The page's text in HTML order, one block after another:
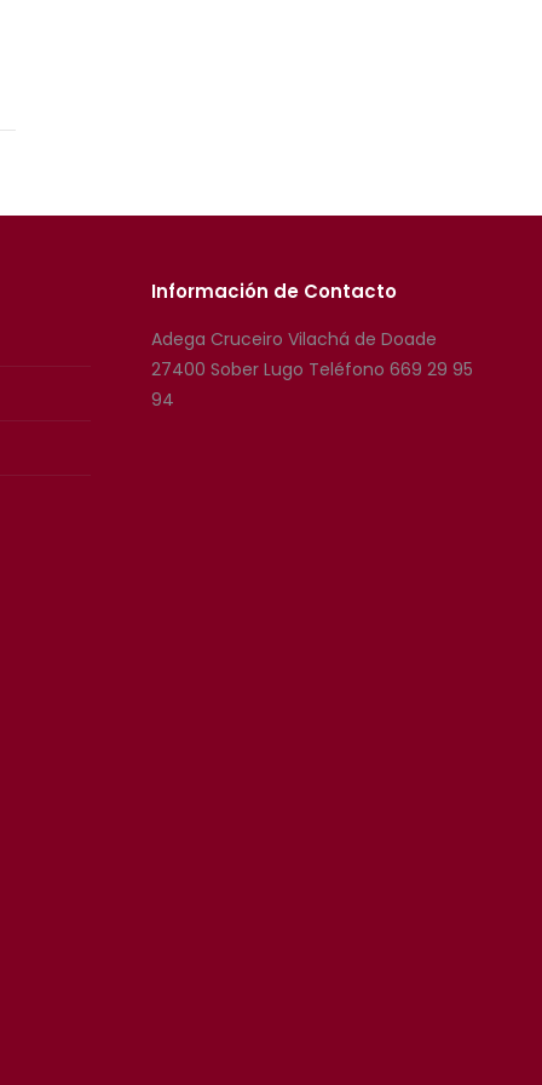
Información de Contacto
Adega Cruceiro Vilachá de Doade
27400 Sober Lugo Teléfono 669 29 95
94